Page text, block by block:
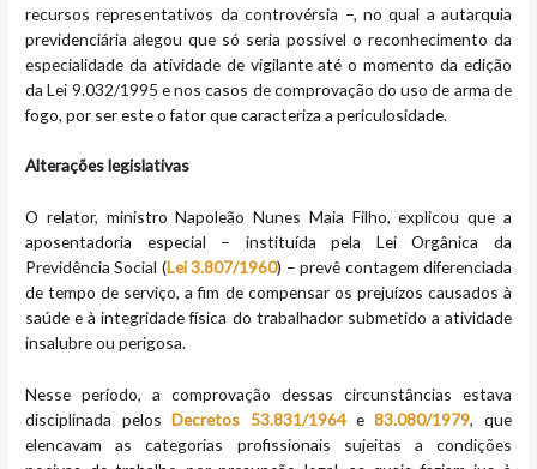
recursos representativos da controvérsia –, no qual a autarquia
previdenciária alegou que só seria possível o reconhecimento da
especialidade da atividade de vigilante até o momento da edição
da Lei 9.032/1995 e nos casos de comprovação do uso de arma de
fogo, por ser este o fator que caracteriza a periculosidade.
Alterações legislativas
O relator, ministro Napoleão Nunes Maia Filho, explicou que a
aposentadoria especial – instituída pela Lei Orgânica da
Previdência Social (Lei 3.807/1960) – prevê contagem diferenciada
de tempo de serviço, a fim de compensar os prejuízos causados à
saúde e à integridade física do trabalhador submetido a atividade
insalubre ou perigosa.
Nesse período, a comprovação dessas circunstâncias estava
disciplinada pelosDecretos 53.831/1964e83.080/1979, que
elencavam as categorias profissionais sujeitas a condições